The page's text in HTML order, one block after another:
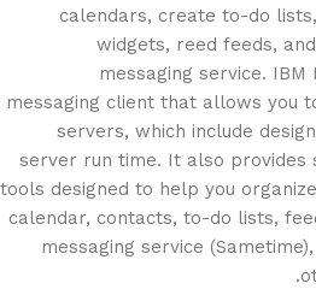
calendars, create to-do
widgets, reed feeds,
messaging service.
messaging client that allows you
servers, which include
server run time. It also
tools designed to help you
calendar, contacts, to-do lists,
messaging service